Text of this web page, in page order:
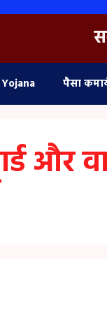
पैसा